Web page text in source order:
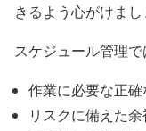
きるよう心がけまし
スケジュール管理
作業に必要な正
リスクに備えた